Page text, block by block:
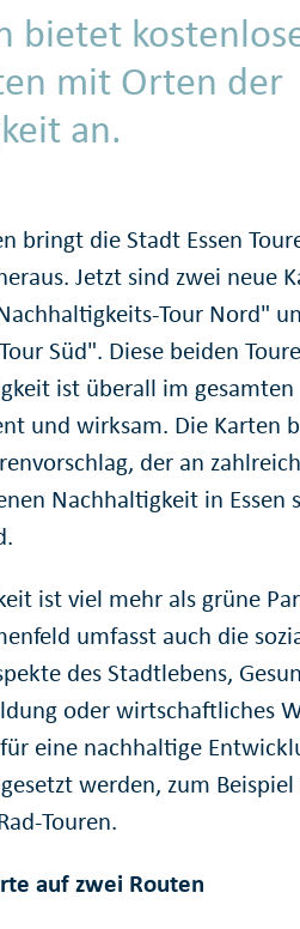
bietet
mit Orten der
an.
bringt die Stadt Essen
Jetzt sind zwei neue
Tour Nord"
Süd". Diese beiden
ist überall im gesamten
und wirksam. Die Karten
der an
Nachhaltigkeit in Essen
ist viel mehr als grüne
umfasst auch die
des Stadtlebens,
oder wirtschaftliches
eine nachhaltige
werden, zum Beispiel
Touren.
auf zwei Routen